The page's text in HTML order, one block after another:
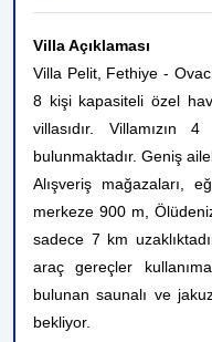
Villa Açıklaması
Villa Pelit, Fethiye -
8 kişi kapasiteli özel
villasıdır. Villamızın
bulunmaktadır.Geniş
Alışveriş mağazaları,
merkeze 900 m,
sadece 7 km
araç gereçler
bulunan saunalı ve
bekliyor.